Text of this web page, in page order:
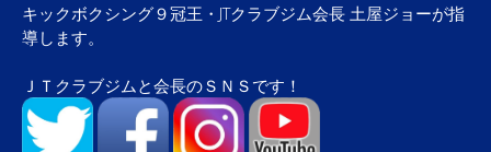
キックボクシング９冠王・JTクラブジム会長 土屋ジョーが指
導します。
ＪＴクラブジムと会長のＳＮＳです！